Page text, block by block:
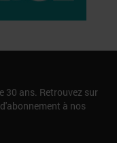
30 ans. Retrouvez sur
à nos